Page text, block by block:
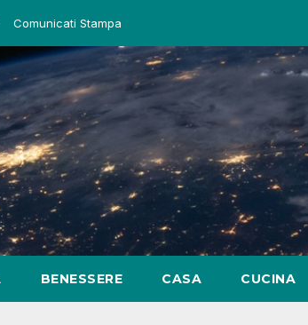
Comunicati Stampa
BENESSERE CASA CUCINA